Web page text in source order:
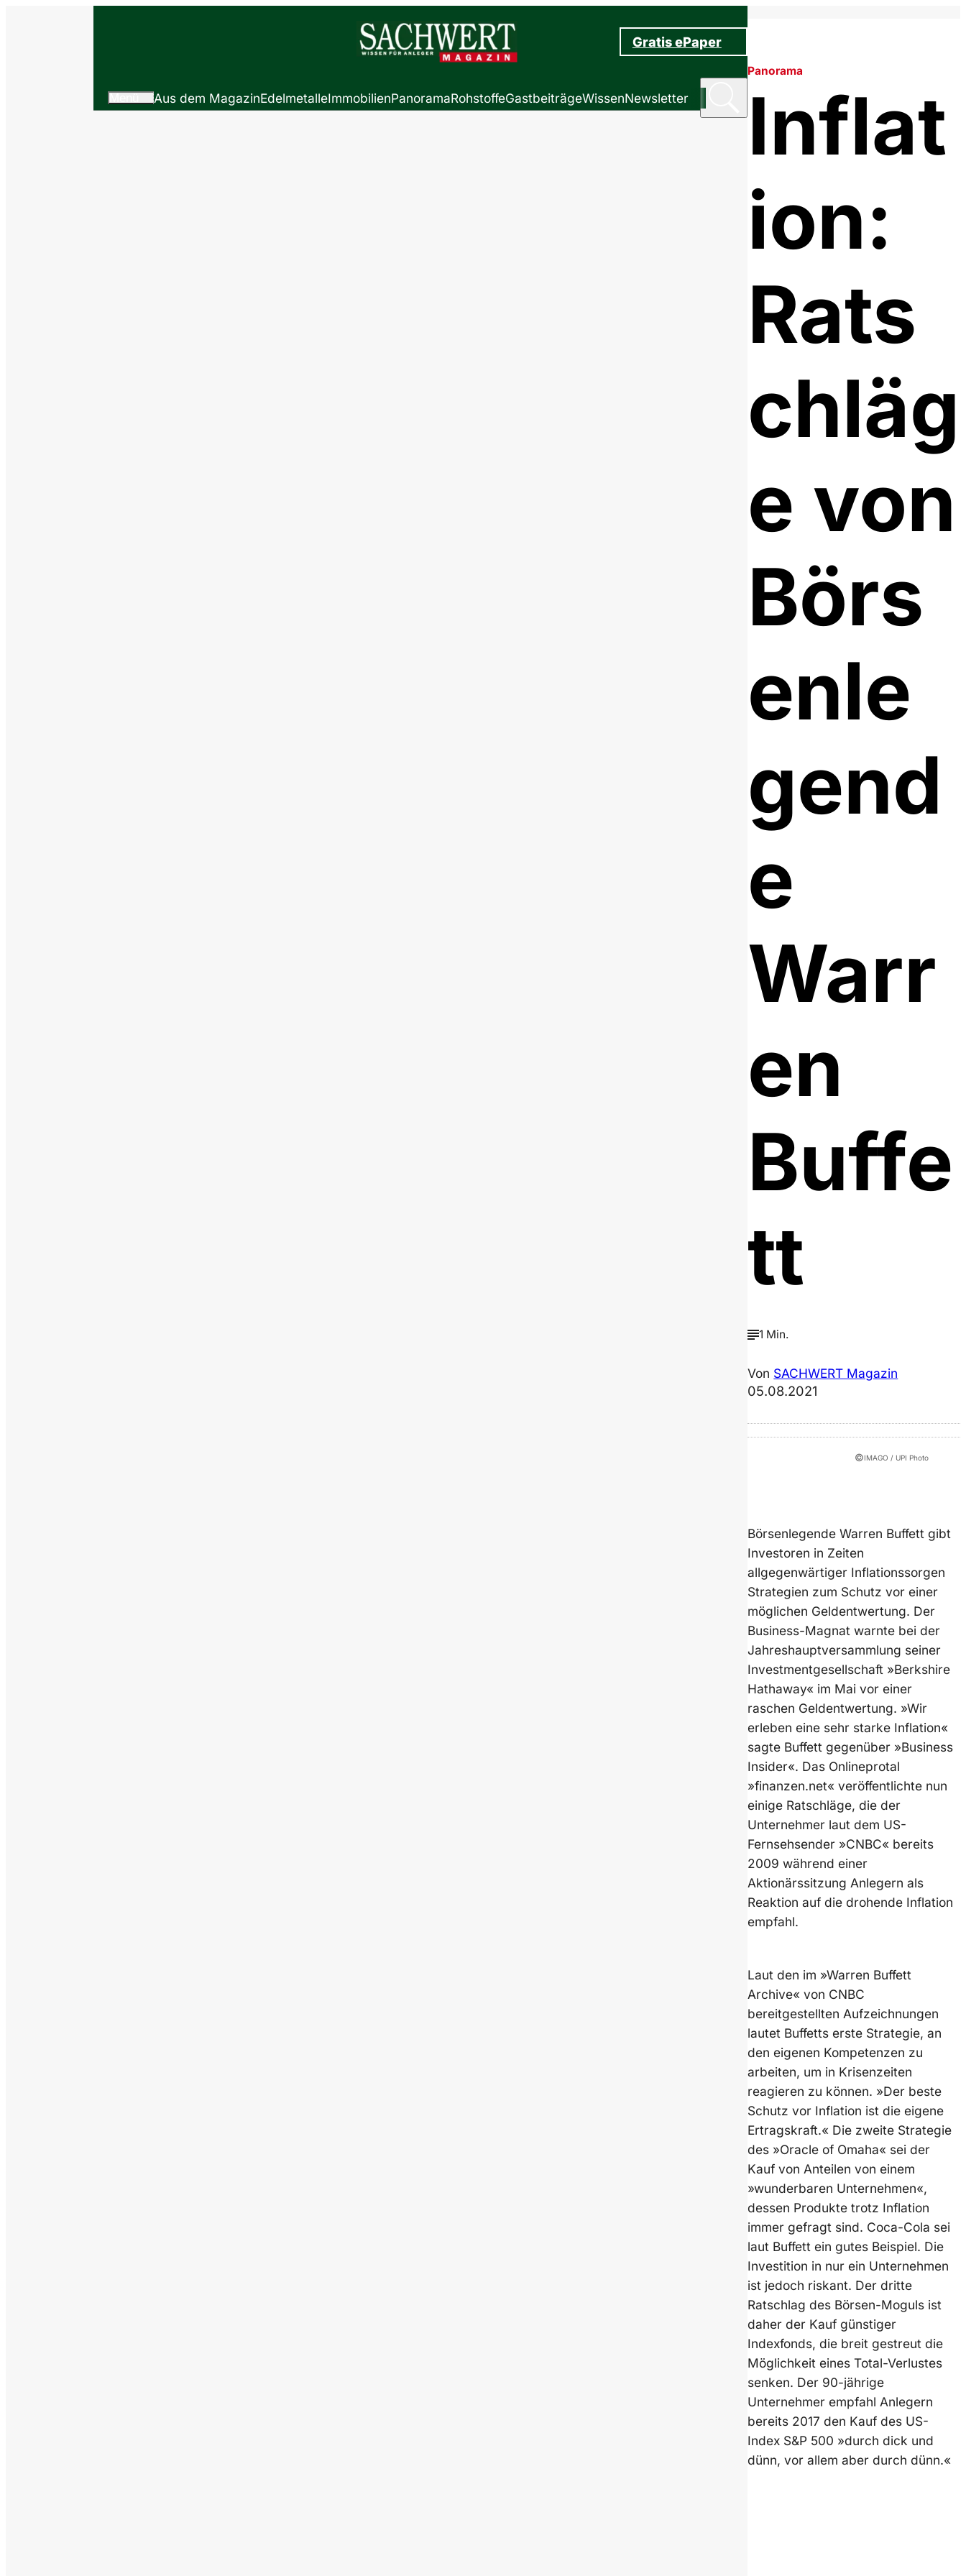
Gratis ePaper
Aus dem MagazinEdelmetalleImmobilienPanoramaRohstoffeGastbeiträgeWissenNewsletter
Panorama
Inflat
ion:
Rats
chläg
e von
Börs
enle
gend
e
Warr
en
Buffe
tt
1 Min.
Von SACHWERT Magazin
05.08.2021
©IMAGO / UPI Photo
Börsenlegende Warren Buffett gibt
Investoren in Zeiten
allgegenwärtiger Inflationssorgen
Strategien zum Schutz vor einer
möglichen Geldentwertung. Der
Business-Magnat warnte bei der
Jahreshauptversammlung seiner
Investmentgesellschaft »Berkshire
Hathaway« im Mai vor einer
raschen Geldentwertung. »Wir
erleben eine sehr starke Inflation«
sagte Buffett gegenüber »Business
Insider«. Das Onlineprotal
»finanzen.net« veröffentlichte nun
einige Ratschläge, die der
Unternehmer laut dem US-
Fernsehsender »CNBC« bereits
2009 während einer
Aktionärssitzung Anlegern als
Reaktion auf die drohende Inflation
empfahl.
Laut den im »Warren Buffett
Archive« von CNBC
bereitgestellten Aufzeichnungen
lautet Buffetts erste Strategie, an
den eigenen Kompetenzen zu
arbeiten, um in Krisenzeiten
reagieren zu können. »Der beste
Schutz vor Inflation ist die eigene
Ertragskraft.« Die zweite Strategie
des »Oracle of Omaha« sei der
Kauf von Anteilen von einem
»wunderbaren Unternehmen«,
dessen Produkte trotz Inflation
immer gefragt sind. Coca-Cola sei
laut Buffett ein gutes Beispiel. Die
Investition in nur ein Unternehmen
ist jedoch riskant. Der dritte
Ratschlag des Börsen-Moguls ist
daher der Kauf günstiger
Indexfonds, die breit gestreut die
Möglichkeit eines Total-Verlustes
senken. Der 90-jährige
Unternehmer empfahl Anlegern
bereits 2017 den Kauf des US-
Index S&P 500 »durch dick und
dünn, vor allem aber durch dünn.«